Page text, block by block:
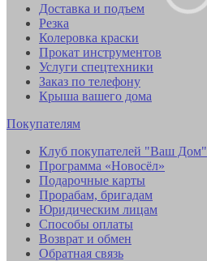
Доставка и подъем
Резка
Колеровка краски
Прокат инструментов
Услуги спецтехники
Заказ по телефону
Крыша вашего дома
Покупателям
Клуб покупателей "Ваш Дом"
Программа «Новосёл»
Подарочные карты
Прорабам, бригадам
Юридическим лицам
Способы оплаты
Возврат и обмен
Обратная связь